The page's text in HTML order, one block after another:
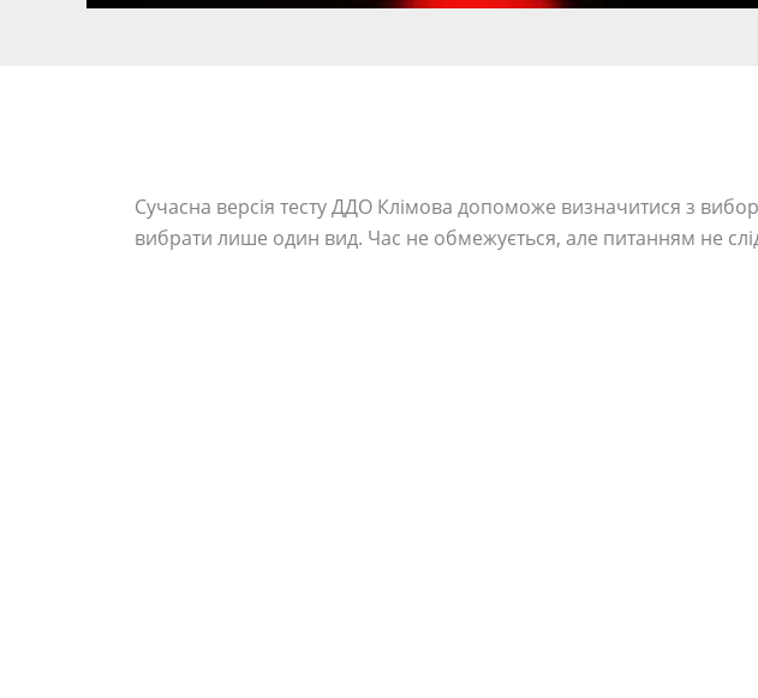
Сучасна версія тесту ДДО Клімова допоможе визначитися з
вибрати лише один вид. Час не обмежується, але питанням не